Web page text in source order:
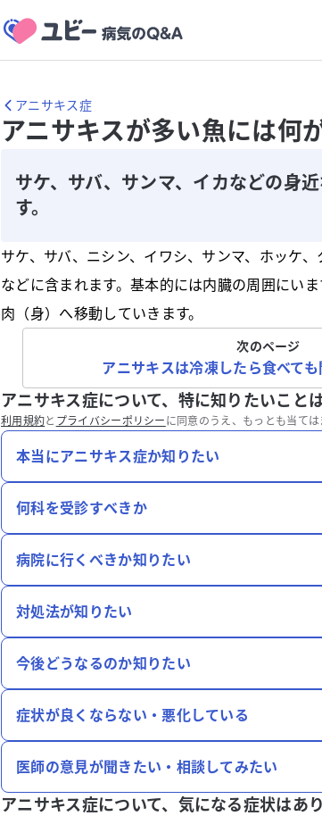
アニサキス症
アニサキスが多い魚には何
サケ、サバ、サンマ、イカなどの身
す。
サケ、サバ、ニシン、イワシ、サンマ、ホッケ
などに含まれます。基本的には内臓の周囲にい
肉（身）へ移動していきます。
次のページ
アニサキスは冷凍したら食べて
アニサキス症について、特に知りたいこと
利用規約と プライバシーポリシー に同意のうえ、もっとも当て
本当にアニサキス症か知りたい
何科を受診すべきか
病院に行くべきか知りたい
対処法が知りたい
今後どうなるのか知りたい
症状が良くならない・悪化している
医師の意見が聞きたい・相談してみたい
アニサキス症について、 気になる症状はあ